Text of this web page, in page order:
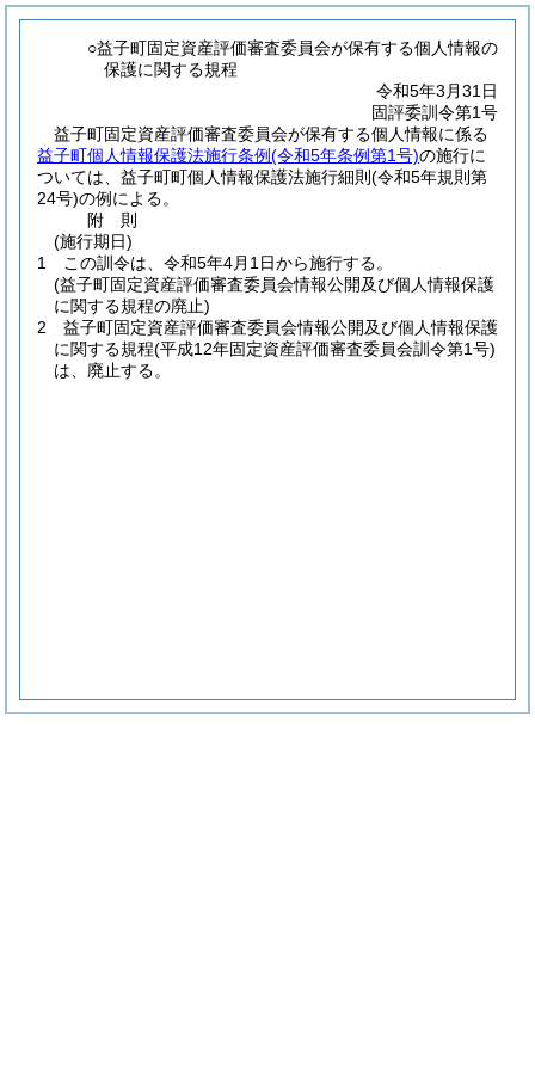
○益子町固定資産評価審査委員会が保有する個人情報の
保護に関する規程
令和5年3月31日
固評委訓令第1号
益子町固定資産評価審査委員会が保有する個人情報に係る
益子町個人情報保護法施行条例(令和5年条例第1号)の施行に
ついては、益子町町個人情報保護法施行細則 (令和5年規則第
24号)の例による。
附 則
(施行期日)
1
この訓令は、令和5年4月1日から施行する。
(益子町固定資産評価審査委員会情報公開及び個人情報保護
に関する規程の廃止)
2
益子町固定資産評価審査委員会情報公開及び個人情報保護
に関する規程(平成12年固定資産評価審査委員会訓令第1号)
は、廃止する。